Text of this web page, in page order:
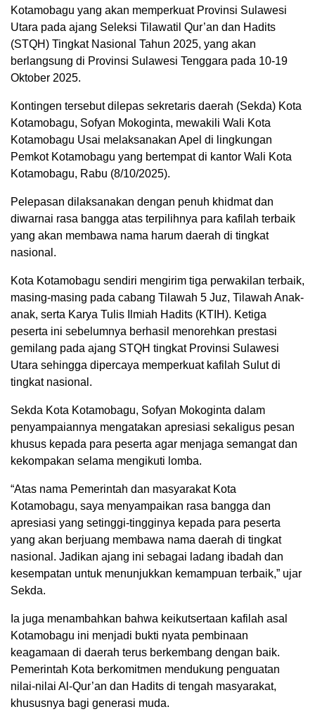
Kotamobagu yang akan memperkuat Provinsi Sulawesi
Utara pada ajang Seleksi Tilawatil Qur’an dan Hadits
(STQH) Tingkat Nasional Tahun 2025, yang akan
berlangsung di Provinsi Sulawesi Tenggara pada 10-19
Oktober 2025.
Kontingen tersebut dilepas sekretaris daerah (Sekda) Kota
Kotamobagu, Sofyan Mokoginta, mewakili Wali Kota
Kotamobagu Usai melaksanakan Apel di lingkungan
Pemkot Kotamobagu yang bertempat di kantor Wali Kota
Kotamobagu, Rabu (8/10/2025).
Pelepasan dilaksanakan dengan penuh khidmat dan
diwarnai rasa bangga atas terpilihnya para kafilah terbaik
yang akan membawa nama harum daerah di tingkat
nasional.
Kota Kotamobagu sendiri mengirim tiga perwakilan terbaik,
masing-masing pada cabang Tilawah 5 Juz, Tilawah Anak-
anak, serta Karya Tulis Ilmiah Hadits (KTIH). Ketiga
peserta ini sebelumnya berhasil menorehkan prestasi
gemilang pada ajang STQH tingkat Provinsi Sulawesi
Utara sehingga dipercaya memperkuat kafilah Sulut di
tingkat nasional.
Sekda Kota Kotamobagu, Sofyan Mokoginta dalam
penyampaiannya mengatakan apresiasi sekaligus pesan
khusus kepada para peserta agar menjaga semangat dan
kekompakan selama mengikuti lomba.
“Atas nama Pemerintah dan masyarakat Kota
Kotamobagu, saya menyampaikan rasa bangga dan
apresiasi yang setinggi-tingginya kepada para peserta
yang akan berjuang membawa nama daerah di tingkat
nasional. Jadikan ajang ini sebagai ladang ibadah dan
kesempatan untuk menunjukkan kemampuan terbaik,” ujar
Sekda.
Ia juga menambahkan bahwa keikutsertaan kafilah asal
Kotamobagu ini menjadi bukti nyata pembinaan
keagamaan di daerah terus berkembang dengan baik.
Pemerintah Kota berkomitmen mendukung penguatan
nilai-nilai Al-Qur’an dan Hadits di tengah masyarakat,
khususnya bagi generasi muda.